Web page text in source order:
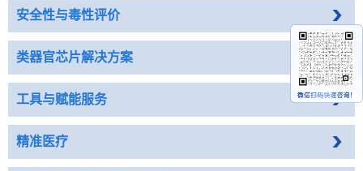
安全性与毒性评价
类器官芯片解决方案
工具与赋能服务
精准医疗